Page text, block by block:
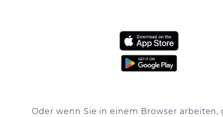
Oder wenn Sie in einem Browser arbeiten,